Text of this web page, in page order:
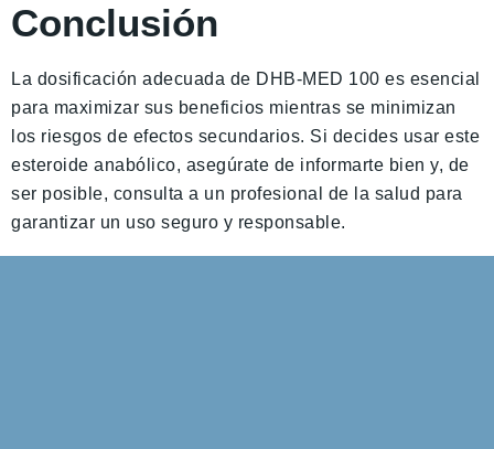
Conclusión
La dosificación adecuada de DHB-MED 100 es esencial
para maximizar sus beneficios mientras se minimizan
los riesgos de efectos secundarios. Si decides usar este
esteroide anabólico, asegúrate de informarte bien y, de
ser posible, consulta a un profesional de la salud para
garantizar un uso seguro y responsable.